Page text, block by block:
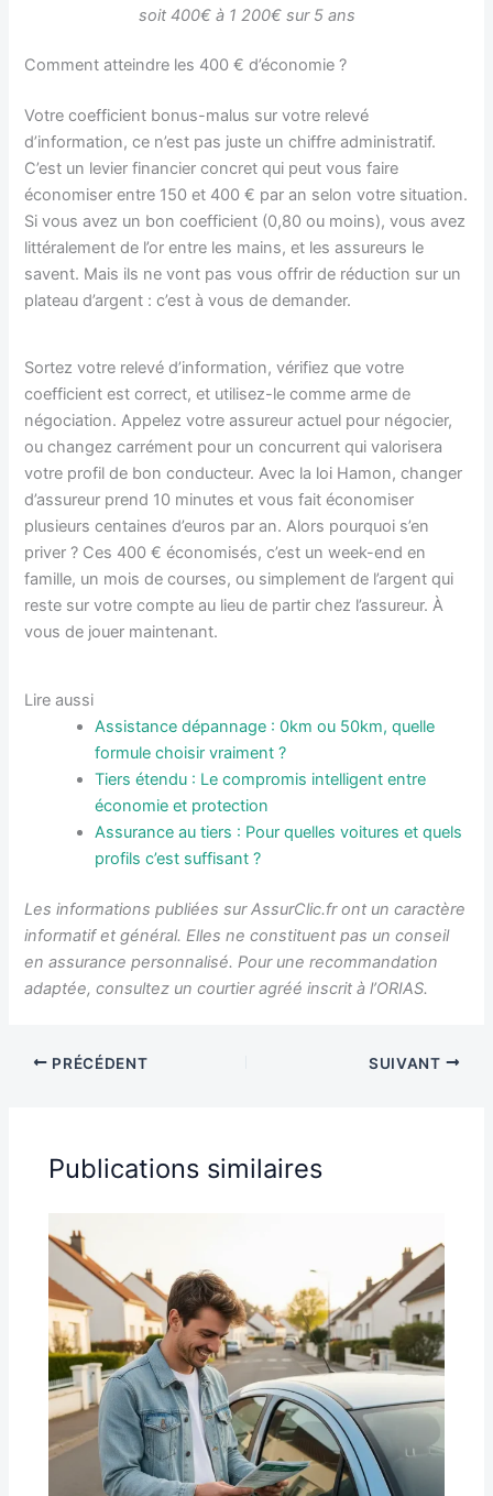
soit 400€ à 1 200€ sur 5 ans
Comment atteindre les 400 € d’économie ?
Votre coefficient bonus-malus sur votre relevé
d’information, ce n’est pas juste un chiffre administratif.
C’est un levier financier concret qui peut vous faire
économiser entre 150 et 400 € par an selon votre situation.
Si vous avez un bon coefficient (0,80 ou moins), vous avez
littéralement de l’or entre les mains, et les assureurs le
savent. Mais ils ne vont pas vous offrir de réduction sur un
plateau d’argent : c’est à vous de demander.
Sortez votre relevé d’information, vérifiez que votre
coefficient est correct, et utilisez-le comme arme de
négociation. Appelez votre assureur actuel pour négocier,
ou changez carrément pour un concurrent qui valorisera
votre profil de bon conducteur. Avec la loi Hamon, changer
d’assureur prend 10 minutes et vous fait économiser
plusieurs centaines d’euros par an. Alors pourquoi s’en
priver ? Ces 400 € économisés, c’est un week-end en
famille, un mois de courses, ou simplement de l’argent qui
reste sur votre compte au lieu de partir chez l’assureur. À
vous de jouer maintenant.
Lire aussi
Assistance dépannage : 0km ou 50km, quelle
formule choisir vraiment ?
Tiers étendu : Le compromis intelligent entre
économie et protection
Assurance au tiers : Pour quelles voitures et quels
profils c’est suffisant ?
Les informations publiées sur AssurClic.fr ont un caractère
informatif et général. Elles ne constituent pas un conseil
en assurance personnalisé. Pour une recommandation
adaptée, consultez un courtier agréé inscrit à l’ORIAS.
PRÉCÉDENT SUIVANT
Publications similaires